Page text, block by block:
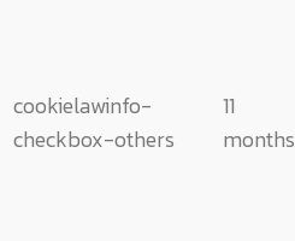
cookielawinfo-
checkbox-others
11
months